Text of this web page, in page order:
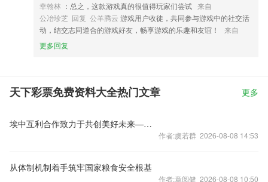
幸翰林 ：总之，这款游戏真的很值得玩家们尝试 来自
公冶珍芝 回复 公羊腾云 游戏用户收徒，共同参与游戏中的社交活
动，结交志同道合的游戏好友，畅享游戏的乐趣和友谊！
来自
更多回复
天下彩票免费资料大全热门文章 更多
埃中互利合作致力于共创美好未来——访埃及专家坎迪勒
作者:虞若群 2026-08-08 14:53
从体制机制着手筑牢国家粮食安全根基
作者:章阅健 2026-08-08 10:50